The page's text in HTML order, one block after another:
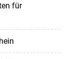
für